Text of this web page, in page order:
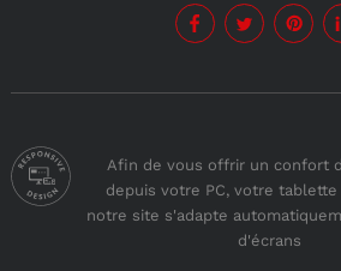
Afin de vous offrir un confort
depuis votre PC, votre
notre site s'adapte
d'écrans